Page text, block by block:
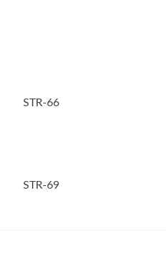
STR-66
STR-69